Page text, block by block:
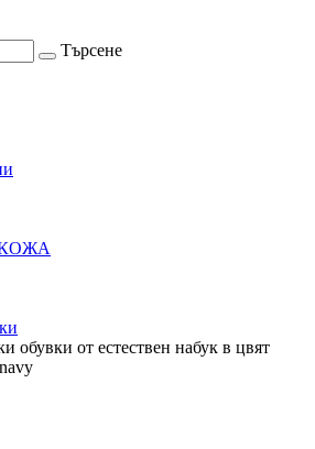
Търсене
обувки от естествен набук в цвят